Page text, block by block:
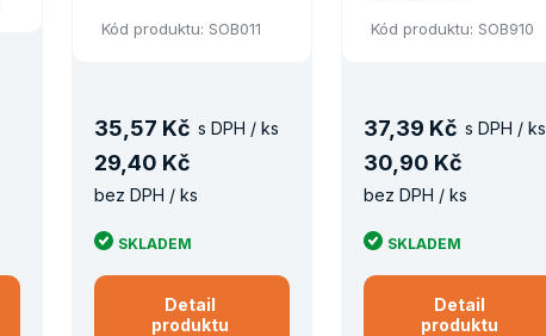
Kód produktu: SOB011
35 57 Kč s DPH / ks
29 40 Kč
bez DPH / ks
SKLADEM
Detail
produktu
Kód produktu: SOB910
37, 39 Kč s DPH / ks
30 90 Kč
bez DPH / ks
SKLADEM
Detail
produktu